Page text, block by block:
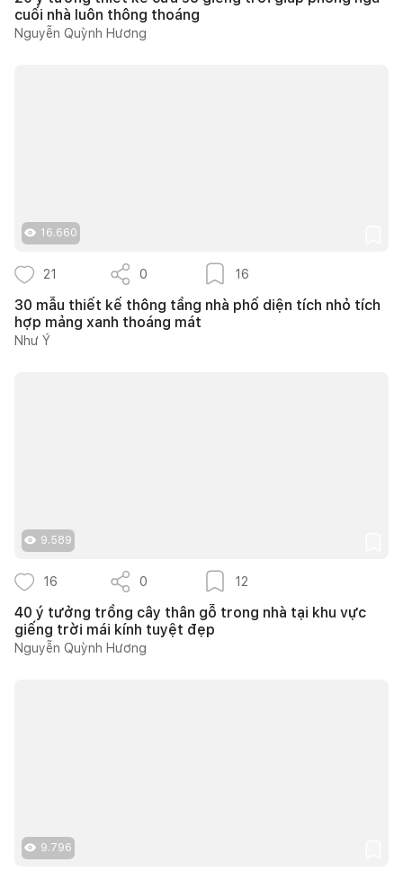
cuối nhà luôn thông thoáng
Nguyễn Quỳnh Hương
16.660
21 0 16
30 mẫu thiết kế thông tầng nhà phố diện tích nhỏ tích
hợp mảng xanh thoáng mát
Như Ý
9.589
16 0 12
40 ý tưởng trồng cây thân gỗ trong nhà tại khu vực
giếng trời mái kính tuyệt đẹp
Nguyễn Quỳnh Hương
9.796